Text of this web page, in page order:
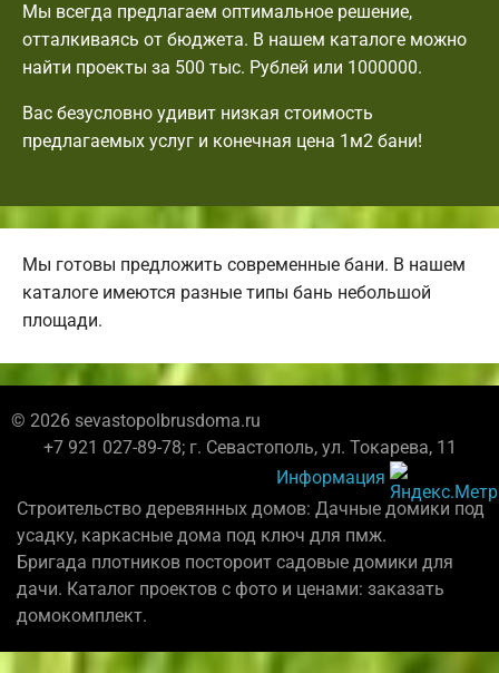
Мы всегда предлагаем оптимальное решение,
отталкиваясь от бюджета. В нашем каталоге можно
найти проекты за 500 тыс. Рублей или 1000000.
Вас безусловно удивит низкая стоимость
предлагаемых услуг и конечная цена 1м2 бани!
Мы готовы предложить современные бани. В нашем
каталоге имеются разные типы бань небольшой
площади.
© 2026 sevastopolbrusdoma.ru
+7 921 027-89-78; г. Севастополь, ул. Токарева, 11
Информация
Строительство деревянных домов: Дачные домики под
усадку, каркасные дома под ключ для пмж.
Бригада плотников постороит садовые домики для
дачи. Каталог проектов с фото и ценами: заказать
домокомплект.